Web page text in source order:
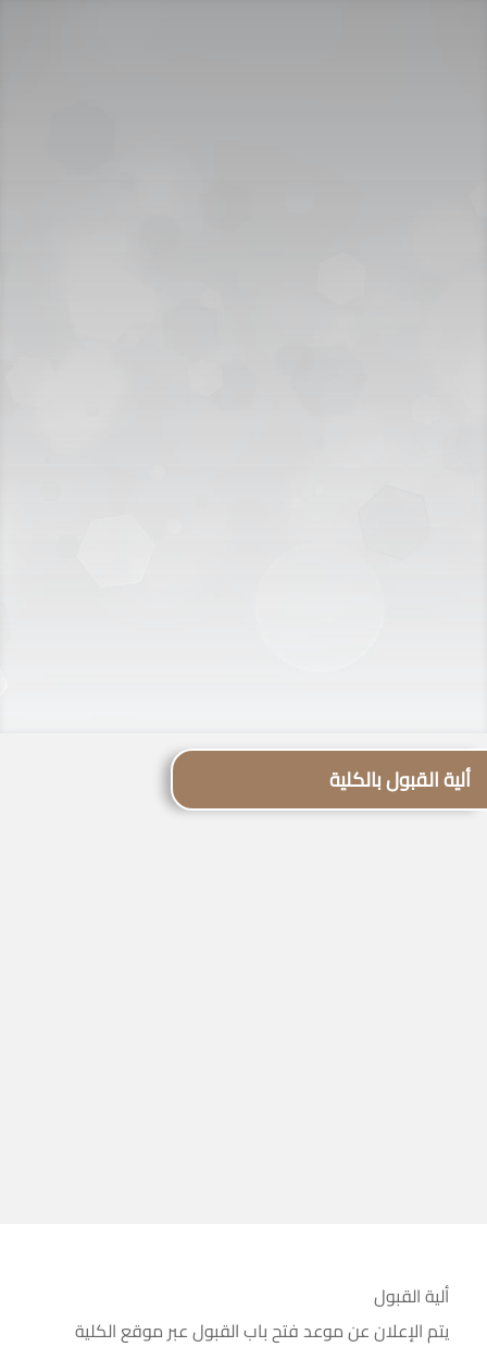
ألية القبول بالكلية
ألية القبول
يتم الإعلان عن موعد فتح باب القبول عبر موقع الكلية